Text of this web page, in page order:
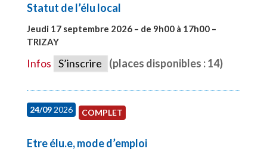
Statut de l’élu local
Jeudi 17 septembre 2026 – de 9h00 à 17h00 –
TRIZAY
Infos S’inscrire (places disponibles : 14)
24/092026 COMPLET
Etre élu.e, mode d’emploi